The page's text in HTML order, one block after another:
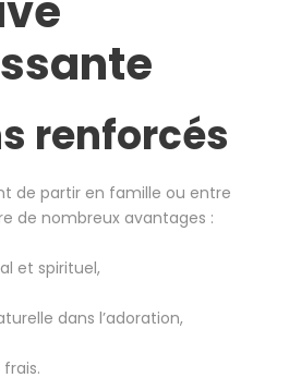
renforcés
de partir en famille ou entre
de nombreux avantages :
et spirituel,
dans l’adoration,